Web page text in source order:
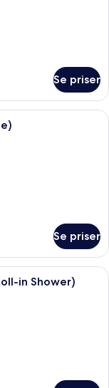
Se priser
topp kvalitet, senger
Se priser
topp kvalitet, senger
in Shower)